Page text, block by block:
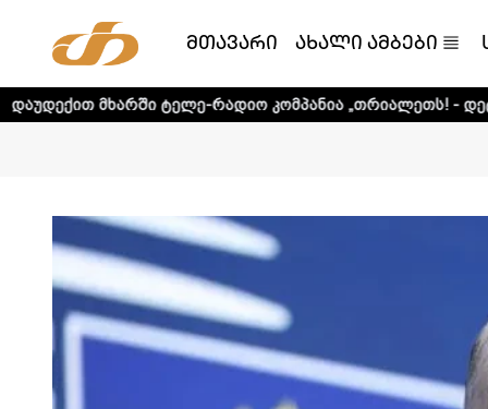
მთავარი ახალი ამბები
ტელე-რადიო კომპანია „თრიალეთს! - დეტალური